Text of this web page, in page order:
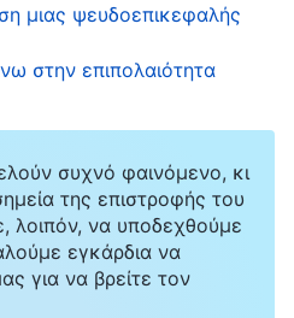
δεύτερης
αν είναι το επίπεδο
επίπεδο, αυτό είναι
ξέρουν τι
δεν το κάνουν, και
ότι κάτι αποτελεί
μιας ψευδοεπικεφαλής
στην επιπολαιότητα
συχνό φαινόμενο, κι
της επιστροφής του
λοιπόν, να υποδεχθούμε
εγκάρδια να
για να βρείτε τον